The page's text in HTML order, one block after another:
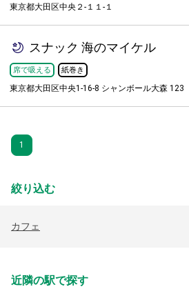
東京都大田区中央２-１１-１
スナック 海のマイケル
席で吸える 紙巻き
東京都大田区中央1-16-8 シャンボール大森
1
絞り込む
カフェ
近隣の駅で探す